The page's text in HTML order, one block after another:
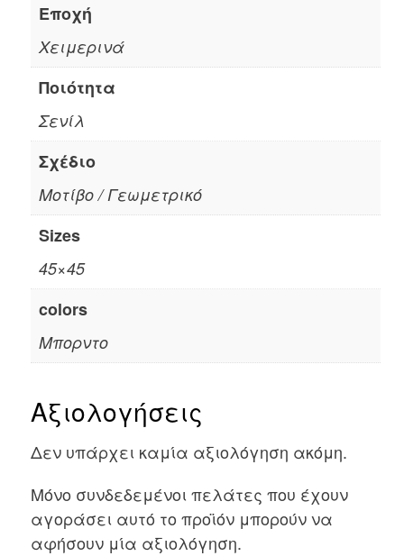
Εποχή
Χειμερινά
Ποιότητα
Σενίλ
Σχέδιο
Μοτίβο / Γεωμετρικό
Sizes
45×45
colors
Μπορντο
Αξιολογήσεις
Δεν υπάρχει καμία αξιολόγηση ακόμη.
Μόνο συνδεδεμένοι πελάτες που έχουν
αγοράσει αυτό το προϊόν μπορούν να
αφήσουν μία αξιολόγηση.